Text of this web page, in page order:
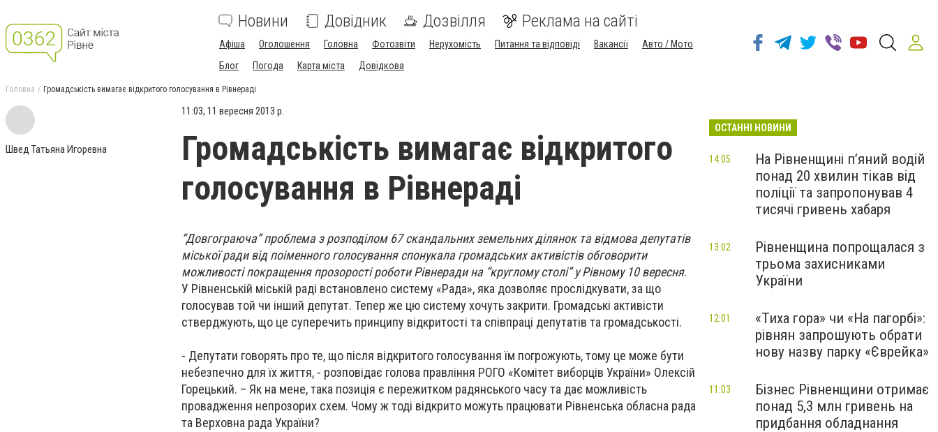
Новини Довідник Дозвілля Реклама на сайті
Афіша Оголошення Головна Фотозвіти Нерухомість Питання та відповіді Вакансії
Авто / Мото
Блог
Погода Карта міста Довідкова
Головна Громадськість вимагає відкритого голосування в Рівнераді
Швед Татьяна Игоревна
11:03, 11 вересня 2013 р.
Громадськість вимагає відкритого
голосування в Рівнераді
“Довгограюча” проблема з розподілом 67 скандальних земельних ділянок та відмова депутатів
міської ради від поіменного голосування спонукала громадських активістів обговорити
можливості покращення прозорості роботи Рівнеради на “круглому столі” у Рівному 10 вересня.
У Рівненській міській раді встановлено систему «Рада», яка дозволяє прослідкувати, за що
голосував той чи інший депутат. Тепер же цю систему хочуть закрити. Громадські активісти
стверджують, що це суперечить принципу відкритості та співпраці депутатів та громадськості.
- Депутати говорять про те, що після відкритого голосування їм погрожують, тому це може бути
небезпечно для їх життя, - розповідає голова правління РОГО «Комітет виборців України» Олексій
Горецький. – Як на мене, така позиція є пережитком радянського часу та дає можливість
провадження непрозорих схем. Чому ж тоді відкрито можуть працювати Рівненська обласна рада
та Верховна рада України?
ОСТАННІ НОВИНИ
На Рівненщині п’яний водій
понад 20 хвилин тікав від
поліції та запропонував 4
тисячі гривень хабаря
14:05
Рівненщина попрощалася з
трьома захисниками
України
13:02
«Тиха гора» чи «На пагорбі»:
рівнян запрошують обрати
нову назву парку «Єврейка»
12:01
Бізнес Рівненщини отримає
понад 5,3 млн гривень на
придбання обладнання
11:03